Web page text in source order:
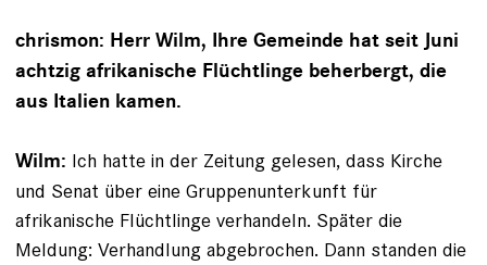
chrismon: Herr Wilm, Ihre Gemeinde hat seit Juni
achtzig afrikanische Flüchtlinge beherbergt, die
aus Italien kamen.
Wilm: Ich hatte in der Zeitung gelesen, dass Kirche
und Senat über eine Gruppenunterkunft für
afrikanische Flüchtlinge ­verhandeln. Später die
Meldung: Verhandlung abgebrochen. Dann standen die